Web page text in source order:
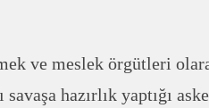
ve meslek örgütleri
hazırlık yaptığı